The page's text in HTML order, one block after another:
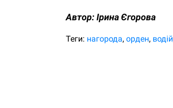
Автор:Ірина Єгорова
Теги: нагорода орден водій